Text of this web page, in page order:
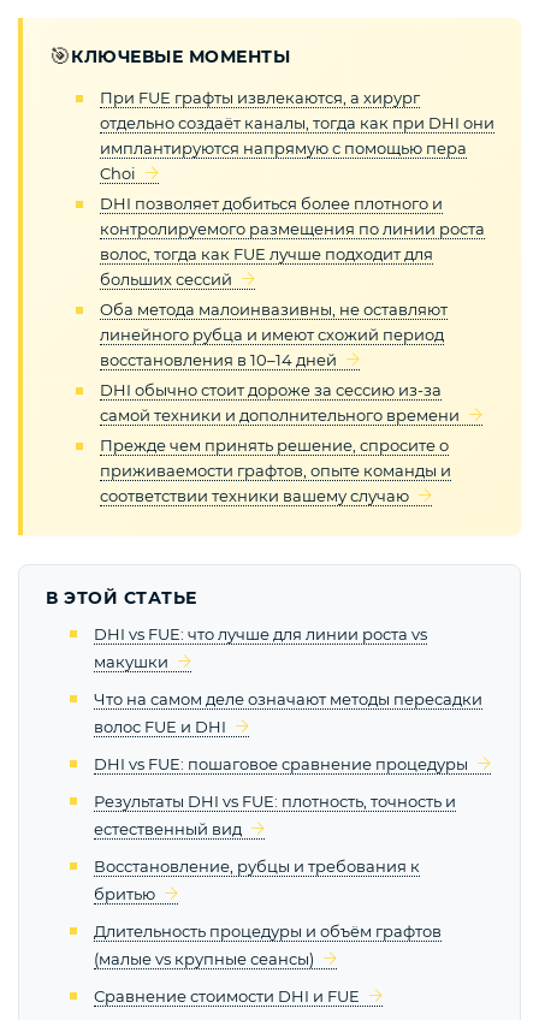
🎯КЛЮЧЕВЫЕ МОМЕНТЫ
При FUE графты извлекаются, а хирург
отдельно создаёт каналы, тогда как при DHI они
имплантируются напрямую с помощью пера
Choi
DHI позволяет добиться более плотного и
контролируемого размещения по линии роста
волос, тогда как FUE лучше подходит для
больших сессий
Оба метода малоинвазивны, не оставляют
линейного рубца и имеют схожий период
восстановления в 10–14 дней
DHI обычно стоит дороже за сессию из-за
самой техники и дополнительного времени
Прежде чем принять решение, спросите о
приживаемости графтов, опыте команды и
соответствии техники вашему случаю
В ЭТОЙ СТАТЬЕ
DHI vs FUE: что лучше для линии роста vs
макушки
Что на самом деле означают методы пересадки
волос FUE и DHI
DHI vs FUE: пошаговое сравнение процедуры
Результаты DHI vs FUE: плотность, точность и
естественный вид
Восстановление, рубцы и требования к
бритью
Длительность процедуры и объём графтов
(малые vs крупные сеансы)
Сравнение стоимости DHI и FUE